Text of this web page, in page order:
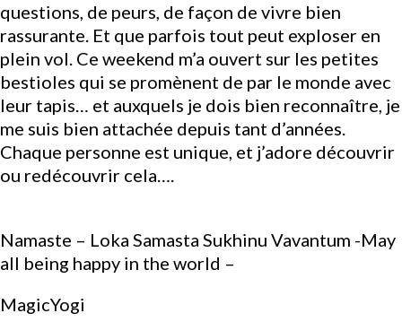
questions, de peurs, de façon de vivre bien
rassurante. Et que parfois tout peut exploser en
plein vol. Ce weekend m’a ouvert sur les petites
bestioles qui se promènent de par le monde avec
leur tapis… et auxquels je dois bien reconnaître, je
me suis bien attachée depuis tant d’années.
Chaque personne est unique, et j’adore découvrir
ou redécouvrir cela….
Namaste – Loka Samasta Sukhinu Vavantum -May
all being happy in the world –
MagicYogi